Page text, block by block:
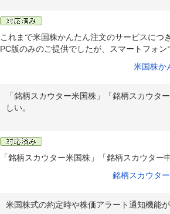
これまで米国株かんたん注文のサービスにつ
PC版のみのご提供でしたが、スマートフォ
米国株か
「銘柄スカウター米国株」「銘柄スカウタ
しい。
「銘柄スカウター米国株」「銘柄スカウタ
銘柄スカウタ
米国株式の約定時や株価アラート通知機能が